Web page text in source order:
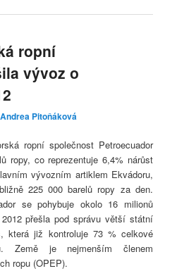
ropní
vývoz o
Andrea Pitoňáková
ropní společnost Petroecuador
ropy, co reprezentuje 6,4% nárůst
vývozním artiklem Ekvádoru,
225 000 barelů ropy za den.
se pohybuje okolo 16 milionů
přešla pod správu větší státní
která již kontroluje 73 % celkové
Země je nejmenším členem
ropu (OPEP).